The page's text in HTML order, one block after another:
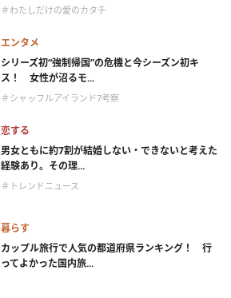
＃わたしだけの愛のカタチ
エンタメ
シリーズ初“強制帰国”の危機と今シーズン初キ
ス！ 女性が沼るモ...
＃シャッフルアイランド7考察
恋する
男女ともに約7割が結婚しない・できないと考えた
経験あり。その理...
＃トレンドニュース
暮らす
カップル旅行で人気の都道府県ランキング！ 行
ってよかった国内旅...